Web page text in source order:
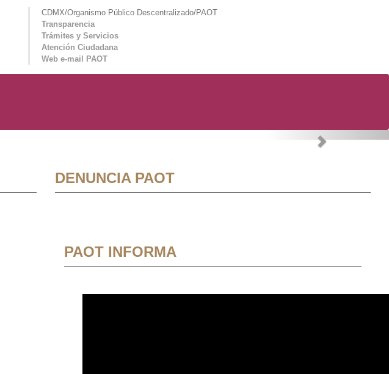
CDMX/Organismo Público Descentralizado/PAOT
Transparencia
Trámites y Servicios
Atención Ciudadana
Web e-mail PAOT
Next
DENUNCIA PAOT
PAOT INFORMA